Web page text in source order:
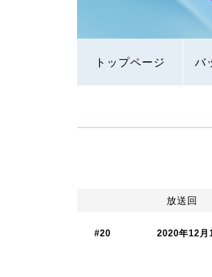
トップページ バ
放送回
#20 2020年12月